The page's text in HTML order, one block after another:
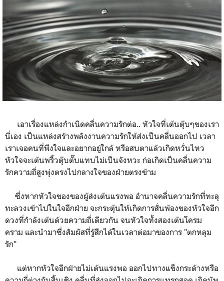
เอาเรื่องแหล่งกำเนิดคลื่นความรักต่อ.. หัวใจที่เต้นตุ๊บๆของเรา
นี่เอง เป็นแหล่งสร้างพลังงานความรักให้ส่งเป็นคลื่นออกไป เวลา
เราเจอคนที่พึงใจและอยากอยู่ใกล้ หรือสบตาแล้วเกิดหวั่นไหว
หัวใจจะเต้นพริ้วตุ๊บตั๊บแทบไม่เป็นจังหวะ ก่อเกิดเป็นคลื่นความ
รักความถี่สูงพุ่งตรงไปกลางใจของฝ่ายตรงข้าม
ซึ่งหากหัวใจของของผู้ส่งเต้นแรงพอ อำนาจคลื่นความรักที่ทะลุ
ทะลวงเข้าไปในใจอีกฝ่าย จะกระตุ้นให้เกิดการสั่นพ้องของหัวใจอีก
ดวงที่กำลังเต้นด้วยความถี่เดียวกัน จนหัวใจทั้งสองเต้นโครม
คราม และนำมาซึ่งสัมผัสที่รู้สึกได้ในเวลาต่อมาของการ "ตกหลุม
รัก"
แต่หากหัวใจอีกฝ่ายไม่เต้นแรงพอ ออกไปทางแข็งกระด้างหรือ